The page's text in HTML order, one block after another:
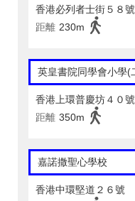
香港必列者士街５８號
距離 230m
英皇書院同學會小學(
香港上環普慶坊４０號
距離 350m
嘉諾撒聖心學校
香港中環堅道２６號